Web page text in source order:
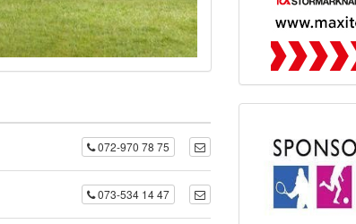
072-970 78 75
073-534 14 47